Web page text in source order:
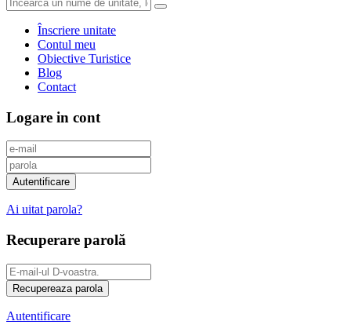
Înscriere unitate
Contul meu
Obiective Turistice
Blog
Contact
Logare in cont
Ai uitat parola?
Recuperare parolă
Autentificare